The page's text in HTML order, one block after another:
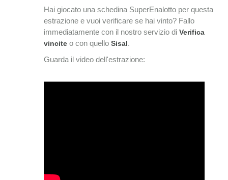
Hai giocato una schedina SuperEnalotto per questa
estrazione e vuoi verificare se hai vinto? Fallo
immediatamente con il nostro servizio di Verifica
vincite o con quello Sisal.
Guarda il video dell'estrazione: